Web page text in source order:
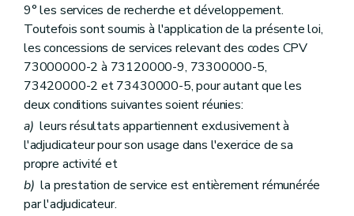
9° les services de recherche et développement.
Toutefois sont soumis à l'application de la présente loi,
les concessions de services relevant des codes CPV
73000000-2 à 73120000-9, 73300000-5,
73420000-2 et 73430000-5, pour autant que les
deux conditions suivantes soient réunies:
a) leurs résultats appartiennent exclusivement à
l'adjudicateur pour son usage dans l'exercice de sa
propre activité et
b) la prestation de service est entièrement rémunérée
par l'adjudicateur.